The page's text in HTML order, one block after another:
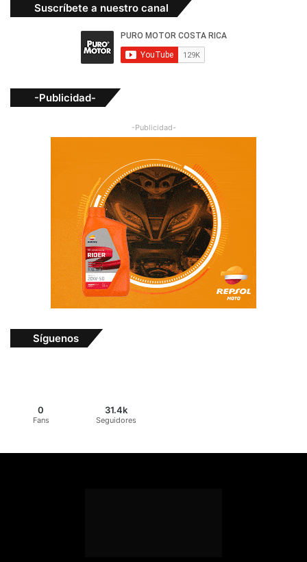
Suscríbete a nuestro canal
-Publicidad-
-Publicidad-
Síguenos
0
Fans
31.4k
Seguidores